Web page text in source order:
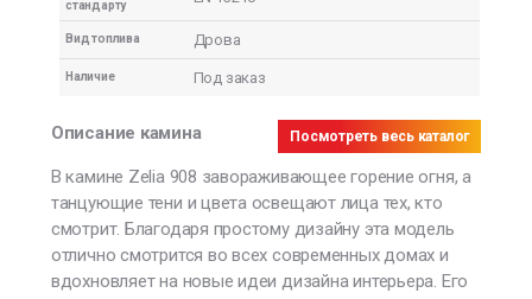
стандарту
Вид топлива Дрова
Наличие Под заказ
Описание камина Посмотреть весь каталог
В камине Zelia 908 завораживающее горение огня, а
танцующие тени и цвета освещают лица тех, кто
смотрит. Благодаря простому дизайну эта модель
отлично смотрится во всех современных домах и
вдохновляет на новые идеи дизайна интерьера. Его